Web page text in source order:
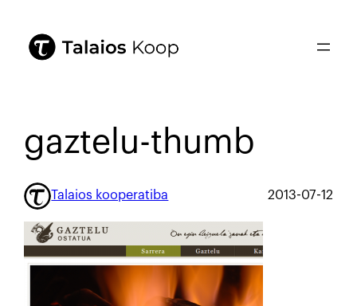
gaztelu-thumb
Talaios kooperatiba 2013-07-12